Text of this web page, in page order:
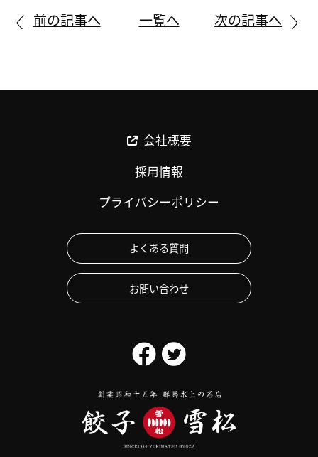
前の記事へ 一覧へ 次の記事へ
会社概要
採用情報
プライバシーポリシー
よくある質問
お問い合わせ